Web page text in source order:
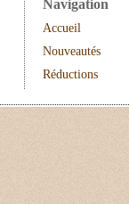
Navigation
Accueil
Nouveautés
Réductions